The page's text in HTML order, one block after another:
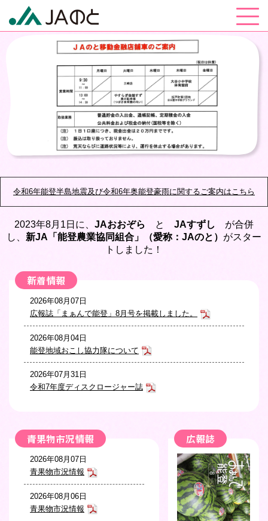
令和6年能登半島地震及び令和6年奥能登豪雨に関するご案内はこちら
2023年8月1日に、 JAおおぞら と JAすずし
が合併
し、 新JA「能登農業協同組合」（愛称：JAのと） がスター
トしました！
新着情報
2026年08月07日
広報誌「まぁんで能登」8月号を掲載しました。
2026年08月04日
能登地域おこし協力隊について
2026年07月31日
令和7年度ディスクロージャー誌
2026年07月09日
広報誌「まぁんで能登」7月号を掲載しました。
2026年07月07日
令和8年産 能登棚田米ガイドラインについて
青果物市況情報
2026年08月07日
青果物市況情報
2026年08月06日
青果物市況情報
広報誌